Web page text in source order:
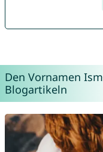
Den Vornamen
Blogartikeln